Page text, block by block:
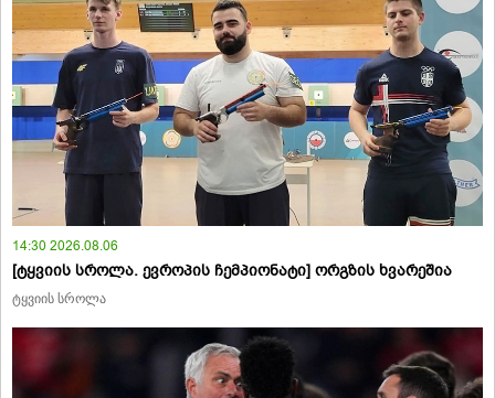
14:30 2026.08.06
[ტყვიის სროლა. ევროპის ჩემპიონატი] ორგზის ხვარეშია
ტყვიის სროლა